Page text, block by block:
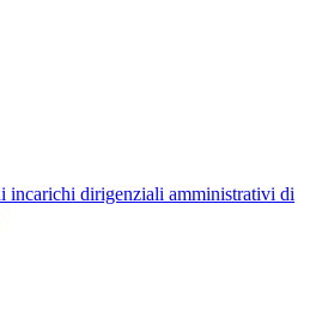
incarichi dirigenziali amministrativi di